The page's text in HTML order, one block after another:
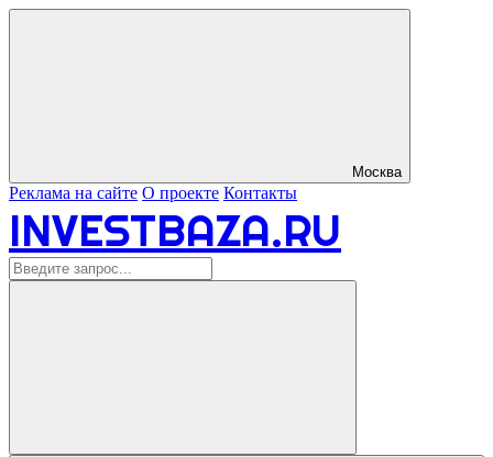
Москва
Реклама на сайте О проекте Контакты
INVESTBAZA.RU